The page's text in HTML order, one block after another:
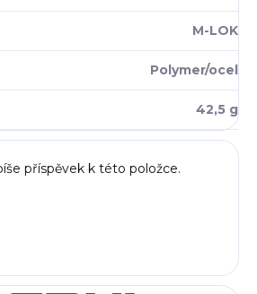
M-LOK
Polymer/ocel
42,5 g
příspěvek k této položce.